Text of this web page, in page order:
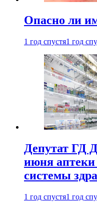
Опасно ли
1 год спустя1 год
Депутат ГД
июня аптеки
системы
1 год спустя1 год